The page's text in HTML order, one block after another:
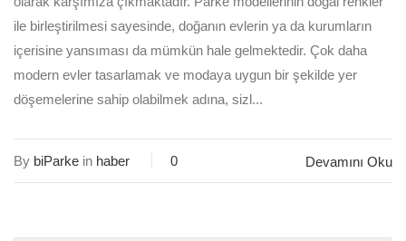
ile birleştirilmesi sayesinde, doğanın evlerin ya da kurumların
içerisine yansıması da mümkün hale gelmektedir. Çok daha
modern evler tasarlamak ve modaya uygun bir şekilde yer
döşemelerine sahip olabilmek adına, sizl...
Devamını Oku
By biParke in haber 0